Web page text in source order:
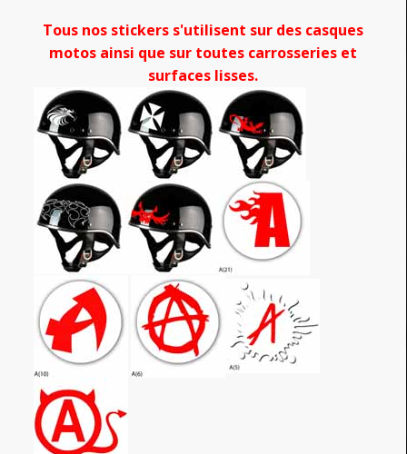
Tous nos stickers s'utilisent sur des casques
motos ainsi que sur toutes carrosseries et
surfaces lisses.